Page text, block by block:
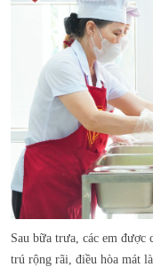
Sau bữa trưa, các em được
trú rộng rãi, điều hòa mát